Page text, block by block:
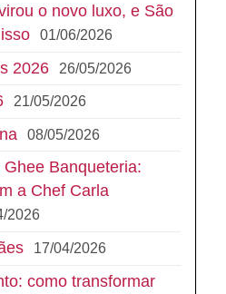
o novo luxo, e São
01/06/2026
2026 26/05/2026
21/05/2026
08/05/2026
Banqueteria:
a Chef Carla
2026
17/04/2026
como transformar